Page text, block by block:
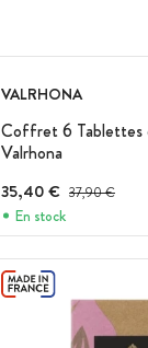
VALRHONA
Coffret 6 Tablettes
Valrhona
35,40 € Prix avant
37,90 €
En stock